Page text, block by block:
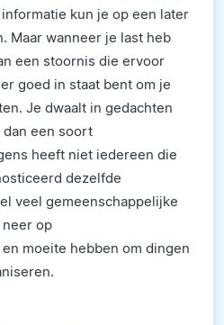
kun je op een later
Maar wanneer je last heb
een stoornis die ervoor
goed in staat bent om je
Je dwaalt in gedachten
dan een soort
heeft niet iedereen die
dezelfde
veel gemeenschappelijke
neer op
moeite hebben om dingen